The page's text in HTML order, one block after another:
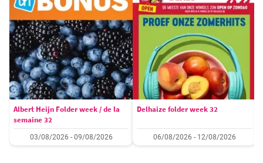
Albert Heijn Folder week / de la
semaine 32
03/08/2026 - 09/08/2026
Delhaize folder week 32
06/08/2026 - 12/08/2026